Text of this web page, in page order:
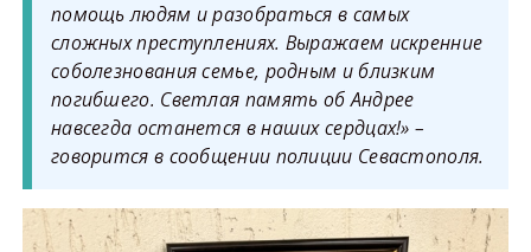
помощь людям и разобраться в самых
сложных преступлениях. Выражаем искренние
соболезнования семье, родным и близким
погибшего. Светлая память об Андрее
навсегда останется в наших сердцах!» –
говорится в сообщении полиции Севастополя.